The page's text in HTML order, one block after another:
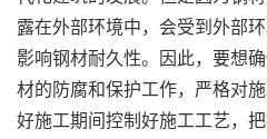
露在外部环境中，会受到外部
影响钢材耐久性。因此，要想
材的防腐和保护工作，严格对
好施工期间控制好施工工艺，